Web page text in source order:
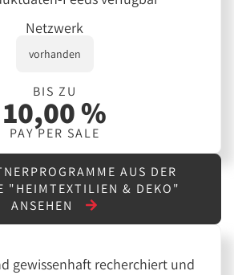
Netzwerk
vorhanden
BIS ZU
10,00 %
PAY PER SALE
AUS DER
"HEIMTEXTILIEN & DEKO"
ANSEHEN
gewissenhaft recherchiert und